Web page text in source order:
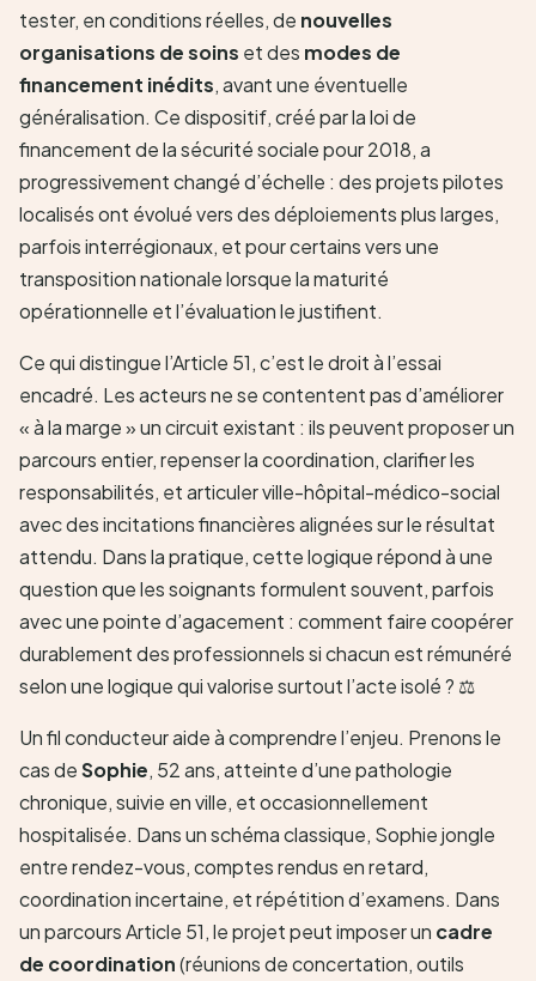
tester, en conditions réelles, de nouvelles
organisations de soins et des modes de
financement inédits, avant une éventuelle
généralisation. Ce dispositif, créé par la loi de
financement de la sécurité sociale pour 2018, a
progressivement changé d’échelle : des projets pilotes
localisés ont évolué vers des déploiements plus larges,
parfois interrégionaux, et pour certains vers une
transposition nationale lorsque la maturité
opérationnelle et l’évaluation le justifient.
Ce qui distingue l’Article 51, c’est le droit à l’essai
encadré. Les acteurs ne se contentent pas d’améliorer
« à la marge » un circuit existant : ils peuvent proposer un
parcours entier, repenser la coordination, clarifier les
responsabilités, et articuler ville-hôpital-médico-social
avec des incitations financières alignées sur le résultat
attendu. Dans la pratique, cette logique répond à une
question que les soignants formulent souvent, parfois
avec une pointe d’agacement : comment faire coopérer
durablement des professionnels si chacun est rémunéré
selon une logique qui valorise surtout l’acte isolé ? ⚖️
Un fil conducteur aide à comprendre l’enjeu. Prenons le
cas deSophie, 52 ans, atteinte d’une pathologie
chronique, suivie en ville, et occasionnellement
hospitalisée. Dans un schéma classique, Sophie jongle
entre rendez-vous, comptes rendus en retard,
coordination incertaine, et répétition d’examens. Dans
un parcours Article 51, le projet peut imposer un cadre
de coordination(réunions de concertation, outils